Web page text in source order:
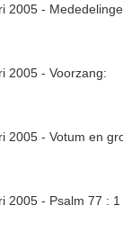
2005 -
2005 - Voorzang:
2005 - Votum en
2005 - Psalm 77 : 1